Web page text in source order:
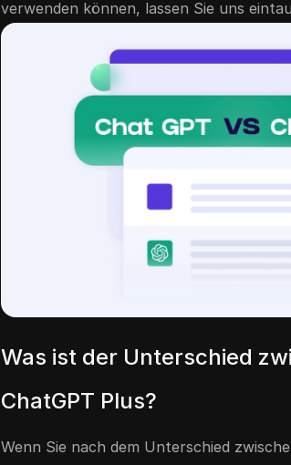
verwenden können, lassen Sie uns
Was ist der Unterschied
ChatGPT Plus?
Wenn Sie nach dem Unterschied